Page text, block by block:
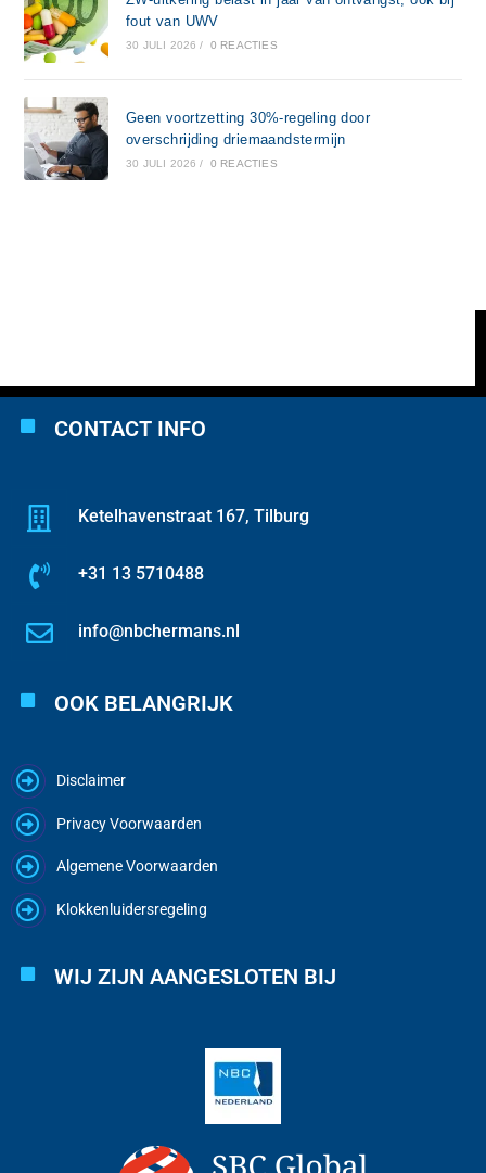
fout van UWV
30 JULI 2026 / 0 REACTIES
Geen voortzetting 30%-regeling door
overschrijding driemaandstermijn
30 JULI 2026 / 0 REACTIES
CONTACT INFO
Ketelhavenstraat 167, Tilburg
+31 13 5710488
info@nbchermans.nl
OOK BELANGRIJK
Disclaimer
Privacy Voorwaarden
Algemene Voorwaarden
Klokkenluidersregeling
WIJ ZIJN AANGESLOTEN BIJ